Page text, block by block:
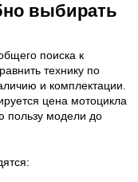
выбирать
поиска к
технику по
и комплектации.
цена мотоцикла
пользу модели до